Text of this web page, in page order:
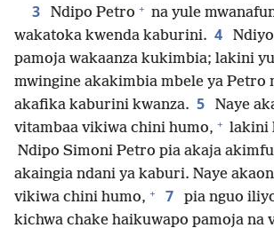
3 Ndipo Petro + na yule
wakatoka kwenda kaburini. 4
pamoja wakaanza kukimbia; lakini
mwingine akakimbia mbele ya Petro
akafika kaburini kwanza. 5
Naye
vitambaa vikiwa chini humo, + lakini
Ndipo Simoni Petro pia akaja
akaingia ndani ya kaburi. Naye
vikiwa chini humo, + 7
pia nguo
kichwa chake haikuwapo pamoja na